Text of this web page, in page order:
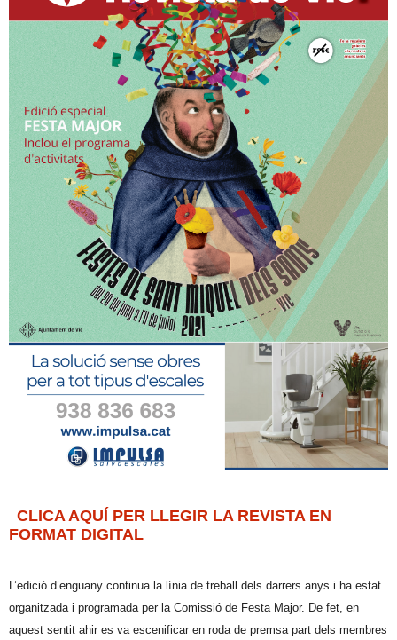
CLICA AQUÍ PER LLEGIR LA REVISTA EN
FORMAT DIGITAL
L’edició d’enguany continua la línia de treball dels darrers anys i ha estat
organitzada i programada per la Comissió de Festa Major. De fet, en
aquest sentit ahir es va escenificar en roda de premsa part dels membres